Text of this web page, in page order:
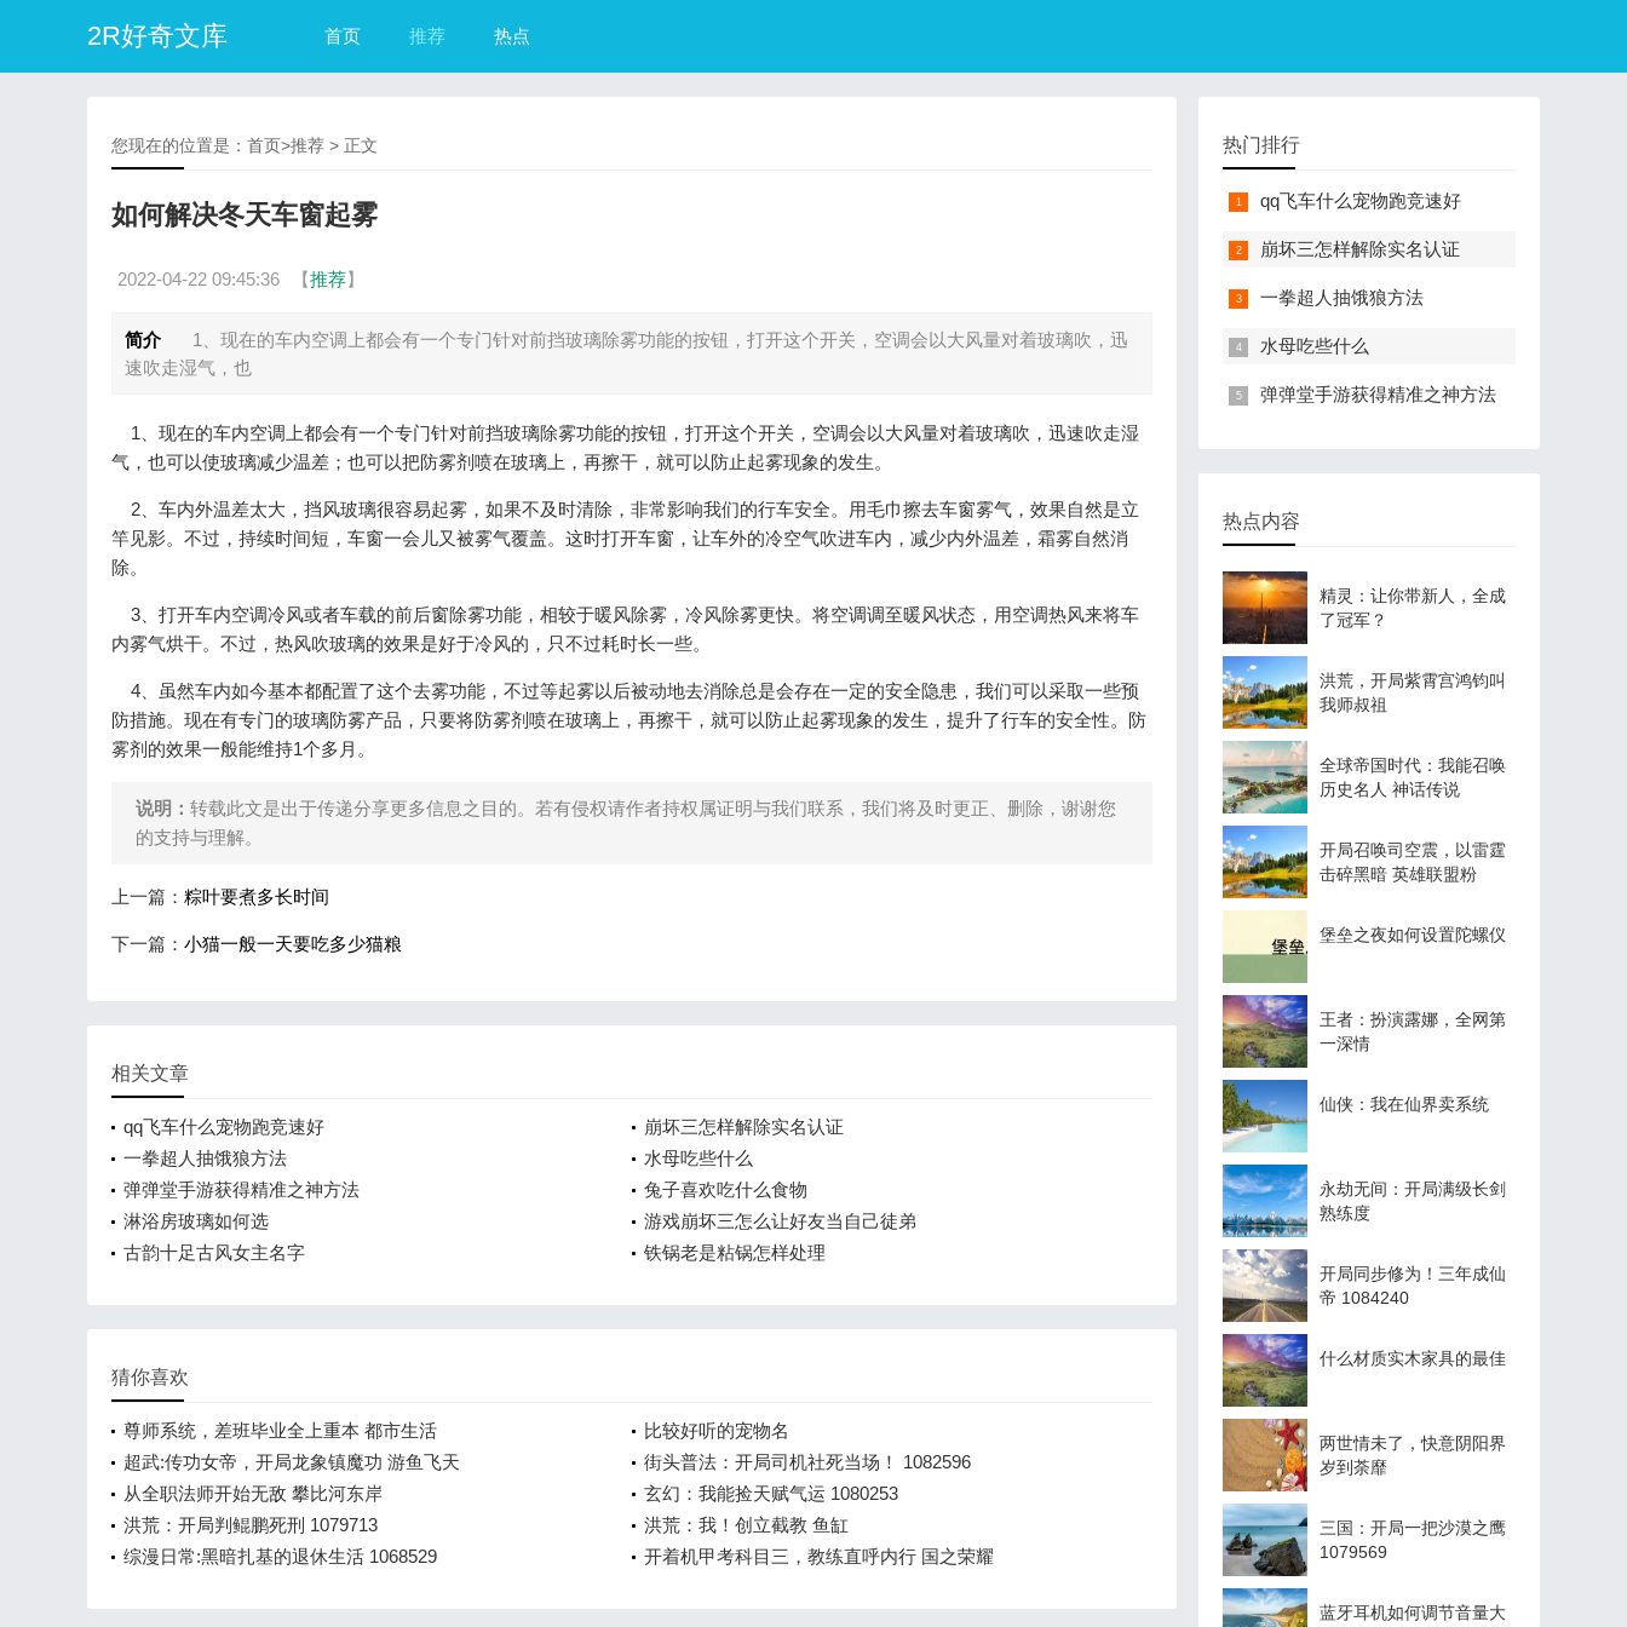
2R好奇文库 首页 推荐 热点
您现在的位置是： 首页>推荐 > 正文
如何解决冬天车窗起雾
2022-04-22 09:45:36 【推荐】
简介
1、现在的车内空调上都会有一个专门针对前挡玻璃除雾功能的按钮，打开这个开关，空调会以大风量对着玻璃吹，迅
速吹走湿气，也
1、现在的车内空调上都会有一个专门针对前挡玻璃除雾功能的按钮，打开这个开关，空调会以大风量对着玻璃吹，迅速吹走湿
气，也可以使玻璃减少温差；也可以把防雾剂喷在玻璃上，再擦干，就可以防止起雾现象的发生。
2、车内外温差太大，挡风玻璃很容易起雾，如果不及时清除，非常影响我们的行车安全。用毛巾擦去车窗雾气，效果自然是立
竿见影。不过，持续时间短，车窗一会儿又被雾气覆盖。这时打开车窗，让车外的冷空气吹进车内，减少内外温差，霜雾自然消
除。
3、打开车内空调冷风或者车载的前后窗除雾功能，相较于暖风除雾，冷风除雾更快。将空调调至暖风状态，用空调热风来将车
内雾气烘干。不过，热风吹玻璃的效果是好于冷风的，只不过耗时长一些。
4、虽然车内如今基本都配置了这个去雾功能，不过等起雾以后被动地去消除总是会存在一定的安全隐患，我们可以采取一些预
防措施。现在有专门的玻璃防雾产品，只要将防雾剂喷在玻璃上，再擦干，就可以防止起雾现象的发生，提升了行车的安全性。防
雾剂的效果一般能维持1个多月。
说明： 转载此文是出于传递分享更多信息之目的。若有侵权请作者持权属证明与我们联系，我们将及时更正、删除，谢谢您
的支持与理解。
上一篇： 粽叶要煮多长时间
下一篇： 小猫一般一天要吃多少猫粮
相关文章
qq飞车什么宠物跑竞速好
崩坏三怎样解除实名认证
一拳超人抽饿狼方法
水母吃些什么
弹弹堂手游获得精准之神方法
兔子喜欢吃什么食物
淋浴房玻璃如何选
游戏崩坏三怎么让好友当自己徒弟
古韵十足古风女主名字
铁锅老是粘锅怎样处理
猜你喜欢
尊师系统，差班毕业全上重本 都市生活
比较好听的宠物名
超武:传功女帝，开局龙象镇魔功 游鱼飞天
街头普法：开局司机社死当场！ 1082596
从全职法师开始无敌 攀比河东岸
玄幻：我能捡天赋气运 1080253
洪荒：开局判鲲鹏死刑 1079713
洪荒：我！创立截教 鱼缸
综漫日常:黑暗扎基的退休生活 1068529
开着机甲考科目三，教练直呼内行 国之荣耀
热门排行
qq飞车什么宠物跑竞速好
崩坏三怎样解除实名认证
一拳超人抽饿狼方法
水母吃些什么
弹弹堂手游获得精准之神方法
热点内容
精灵：让你带新人，全成
了冠军？
洪荒，开局紫霄宫鸿钧叫
我师叔祖
全球帝国时代：我能召唤
历史名人 神话传说
开局召唤司空震，以雷霆
击碎黑暗 英雄联盟粉
堡垒之夜如何设置陀螺仪
王者：扮演露娜，全网第
一深情
仙侠：我在仙界卖系统
永劫无间：开局满级长剑
熟练度
开局同步修为！三年成仙
帝 1084240
什么材质实木家具的最佳
两世情未了，快意阴阳界
岁到荼靡
三国：开局一把沙漠之鹰
1079569
蓝牙耳机如何调节音量大